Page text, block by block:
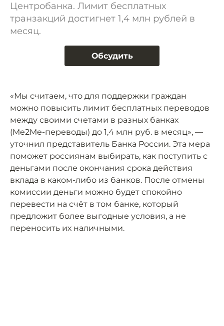
Центробанка. Лимит бесплатных
транзакций достигнет 1,4 млн рублей в
месяц.
Обсудить
«Мы считаем, что для поддержки граждан
можно повысить лимит бесплатных переводов
между своими счетами в разных банках
(Me2Me-переводы) до 1,4 млн руб. в месяц», —
уточнил представитель Банка России. Эта мера
поможет россиянам выбирать, как поступить с
деньгами после окончания срока действия
вклада в каком-либо из банков. После отмены
комиссии деньги можно будет спокойно
перевести на счёт в том банке, который
предложит более выгодные условия, а не
переносить их наличными.